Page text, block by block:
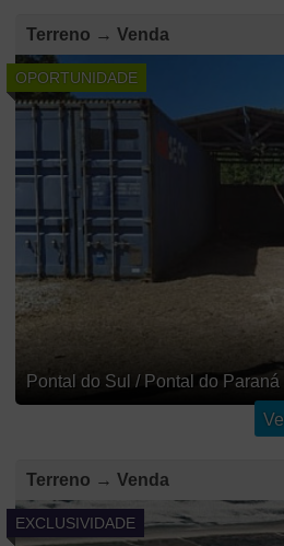
Terreno → Venda
OPORTUNIDADE
Pontal do Sul / Pontal do Paraná
Terreno → Venda
EXCLUSIVIDADE